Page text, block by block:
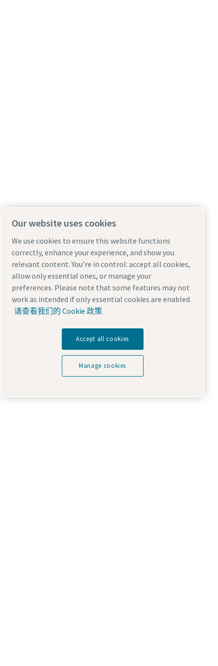
Our website uses cookies
We use cookies to ensure this website functions
correctly, enhance your experience, and show you
relevant content. You’re in control: accept all cookies,
allow only essential ones, or manage your
preferences. Please note that some features may not
work as intended if only essential cookies are enabled.
请查看我们的 Cookie 政策
Accept all cookies
Manage cookies